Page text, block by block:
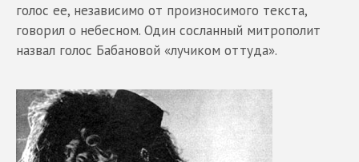
голос ее, независимо от произносимого текста,
говорил о небесном. Один сосланный митрополит
назвал голос Бабановой «лучиком оттуда».